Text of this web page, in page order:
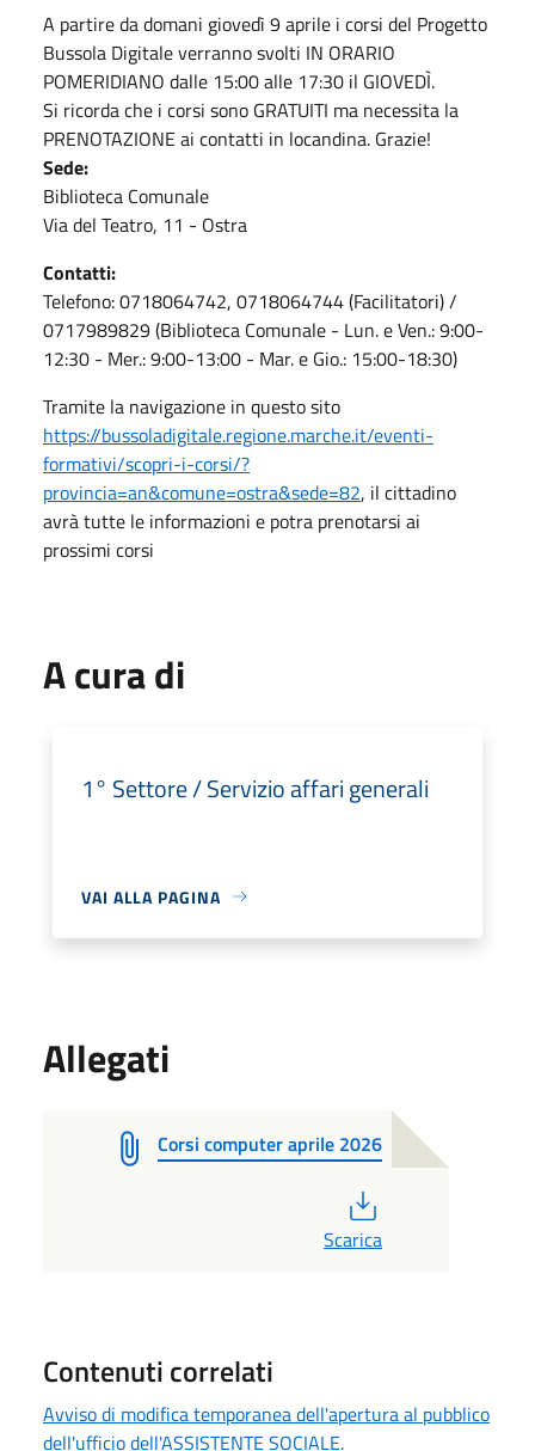
A partire da domani giovedì 9 aprile i corsi del Progetto
Bussola Digitale verranno svolti IN ORARIO
POMERIDIANO dalle 15:00 alle 17:30 il GIOVEDÌ.
Si ricorda che i corsi sono GRATUITI ma necessita la
PRENOTAZIONE ai contatti in locandina. Grazie!
Sede:
Biblioteca Comunale
Via del Teatro, 11 - Ostra
Contatti:
Telefono: 0718064742, 0718064744 (Facilitatori) /
0717989829 (Biblioteca Comunale - Lun. e Ven.: 9:00-
12:30 - Mer.: 9:00-13:00 - Mar. e Gio.: 15:00-18:30)
Tramite la navigazione in questo sito
https://bussoladigitale.regione.marche.it/eventi-
formativi/scopri-i-corsi/?
provincia=an&comune=ostra&sede=82, il cittadino
avrà tutte le informazioni e potra prenotarsi ai
prossimi corsi
A cura di
1° Settore / Servizio affari generali
VAI ALLA PAGINA
Allegati
Corsi computer aprile 2026
Scarica
Contenuti correlati
Avviso di modifica temporanea dell'apertura al pubblico
dell'ufficio dell'ASSISTENTE SOCIALE.